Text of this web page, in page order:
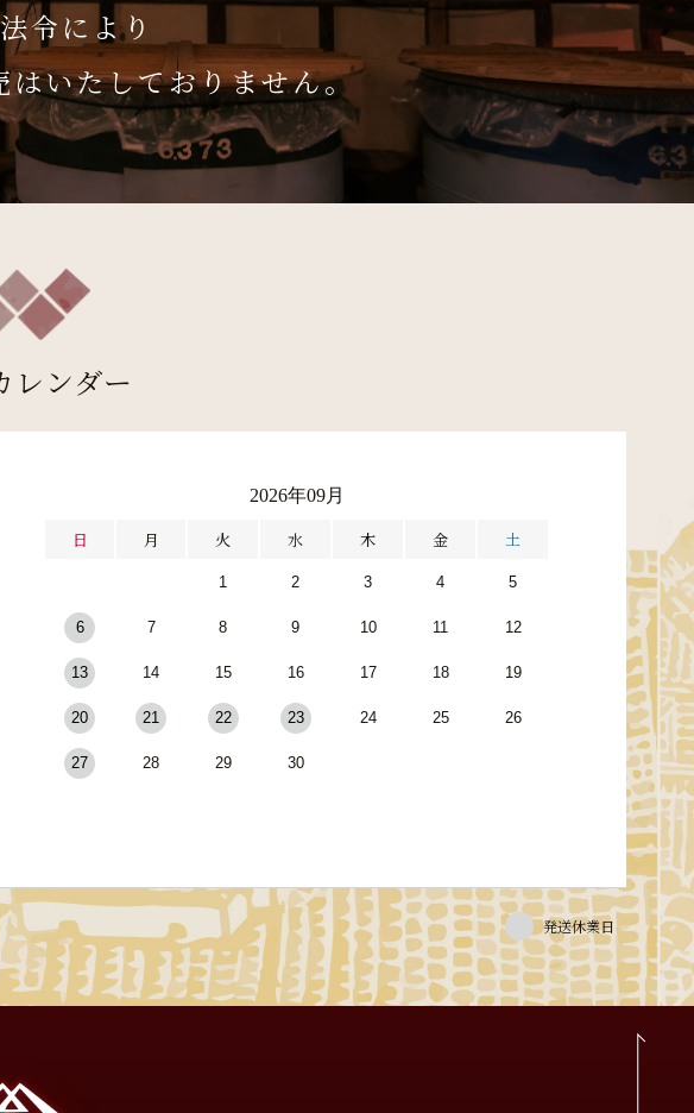
令により
はいたしておりません。
レンダー
2026年09月
日 月 火 水 木 金 土
1 2 3 4 5
6 7 8 9 10 11 12
13 14 15 16 17 18 19
20 21 22 23 24 25 26
27 28 29 30
発送休業日